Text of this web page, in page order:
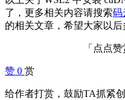
了，更多相关内容请搜索码
的相关文章，希望大家以后
「点点
赞 0 赏
给作者打赏，鼓励TA抓紧创